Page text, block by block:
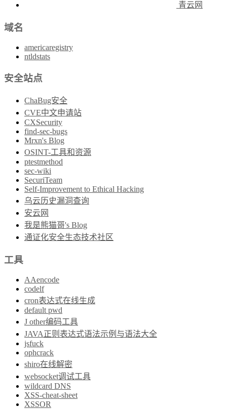
青云网
域名
americaregistry
ntldstats
安全站点
ChaBug安全
CVE中文申请站
CXSecurity
find-sec-bugs
Mrxn's Blog
OSINT-工具和资源
ptestmethod
sec-wiki
SecuriTeam
Self-Improvement to Ethical Hacking
乌云历史漏洞查询
安云网
我是熊猫哥's Blog
通证化安全生态技术社区
工具
AAencode
codelf
cron表达式在线生成
default pwd
J other编码工具
JAVA正则表达式语法示例与语法大全
jsfuck
ophcrack
shiro在线解密
websocket调试工具
wildcard DNS
XSS-cheat-sheet
XSSOR